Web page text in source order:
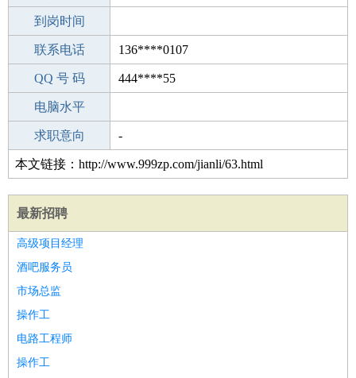
驾 照
到岗时间
期望月薪
联系电话 136****0107
手机号码 136****0107
QQ 号 码 444****55
微信号码
电脑水平
外语水平
求职意向 -
本文链接：http://www.999zp.com/jianli/63.html
最新招聘
高级项目经理
酒吧服务员
市场总监
操作工
电路工程师
操作工